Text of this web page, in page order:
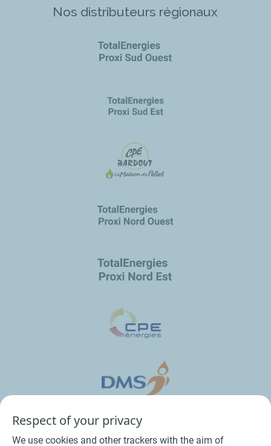
Nos distributeurs régionaux
Respect of your privacy
We use cookies and other trackers with the aim of